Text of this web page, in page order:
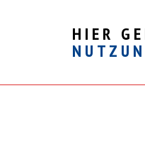
HIER